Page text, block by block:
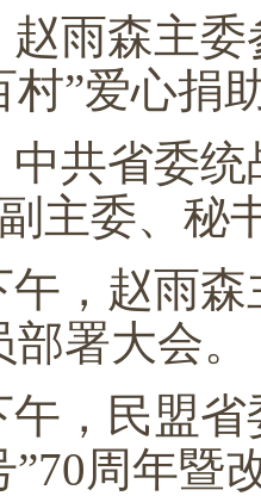
赵雨森主
村”爱心捐
中共省委
主委、秘
午，赵雨
署大会。
午，民盟
”70周年暨